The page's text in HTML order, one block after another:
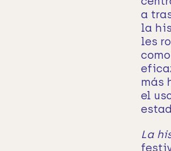
a
la
les
más
el
La